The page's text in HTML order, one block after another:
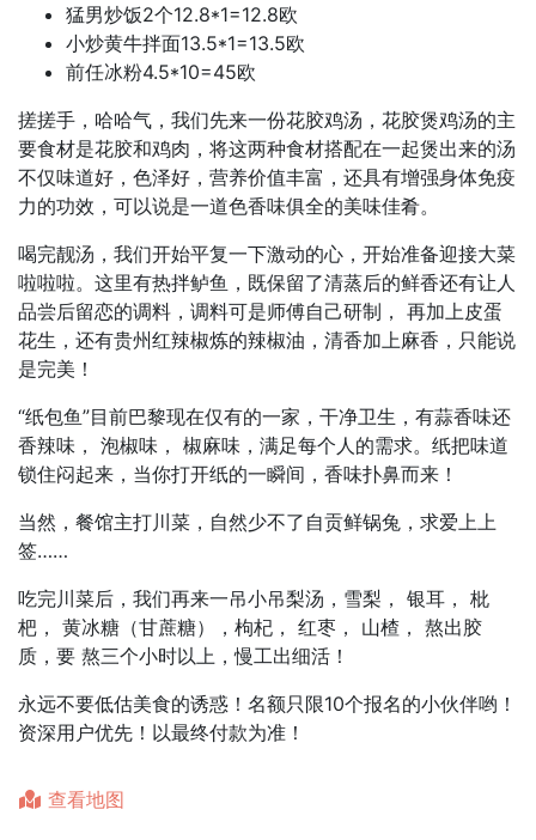
猛男炒饭2个12.8*1=12.8欧
小炒黄牛拌面13.5*1=13.5欧
前任冰粉4.5*10=45欧
搓搓手，哈哈气，我们先来一份花胶鸡汤，花胶煲鸡汤的主
要食材是花胶和鸡肉，将这两种食材搭配在一起煲出来的汤
不仅味道好，色泽好，营养价值丰富，还具有增强身体免疫
力的功效，可以说是一道色香味俱全的美味佳肴。
喝完靓汤，我们开始平复一下激动的心，开始准备迎接大菜
啦啦啦。这里有热拌鲈鱼，既保留了清蒸后的鲜香还有让人
品尝后留恋的调料，调料可是师傅自己研制， 再加上皮蛋
花生，还有贵州红辣椒炼的辣椒油，清香加上麻香，只能说
是完美！
“纸包鱼”目前巴黎现在仅有的一家，干净卫生，有蒜香味还
香辣味， 泡椒味， 椒麻味，满足每个人的需求。纸把味道
锁住闷起来，当你打开纸的一瞬间，香味扑鼻而来！
当然，餐馆主打川菜，自然少不了自贡鲜锅兔，求爱上上
签……
吃完川菜后，我们再来一吊小吊梨汤，雪梨， 银耳， 枇
杷， 黄冰糖（甘蔗糖），枸杞， 红枣， 山楂， 熬出胶
质，要 熬三个小时以上，慢工出细活！
永远不要低估美食的诱惑！名额只限10个报名的小伙伴哟！
资深用户优先！以最终付款为准！
查看地图